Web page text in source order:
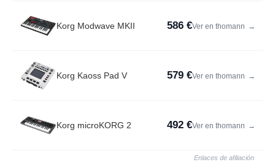
Korg Modwave MKII 586 €Ver en thomann →
Korg Kaoss Pad V 579 €Ver en thomann →
Korg microKORG 2 492 €Ver en thomann →
Enlaces de afiliación